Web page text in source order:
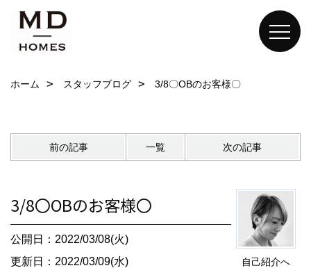
ホーム スタッフブログ 3/8〇OBのお客様〇
前の記事 一覧 次の記事
自己紹介へ
3/8〇OBのお客様〇
公開日：2022/03/08(火)
更新日：2022/03/09(水)